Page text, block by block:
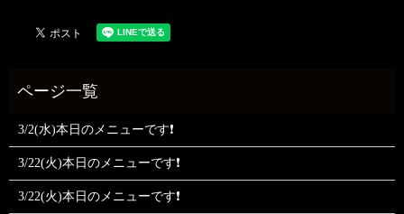
3/2(水)本日のメニューです❗
3/22(火)本日のメニューです❗
3/22(火)本日のメニューです❗